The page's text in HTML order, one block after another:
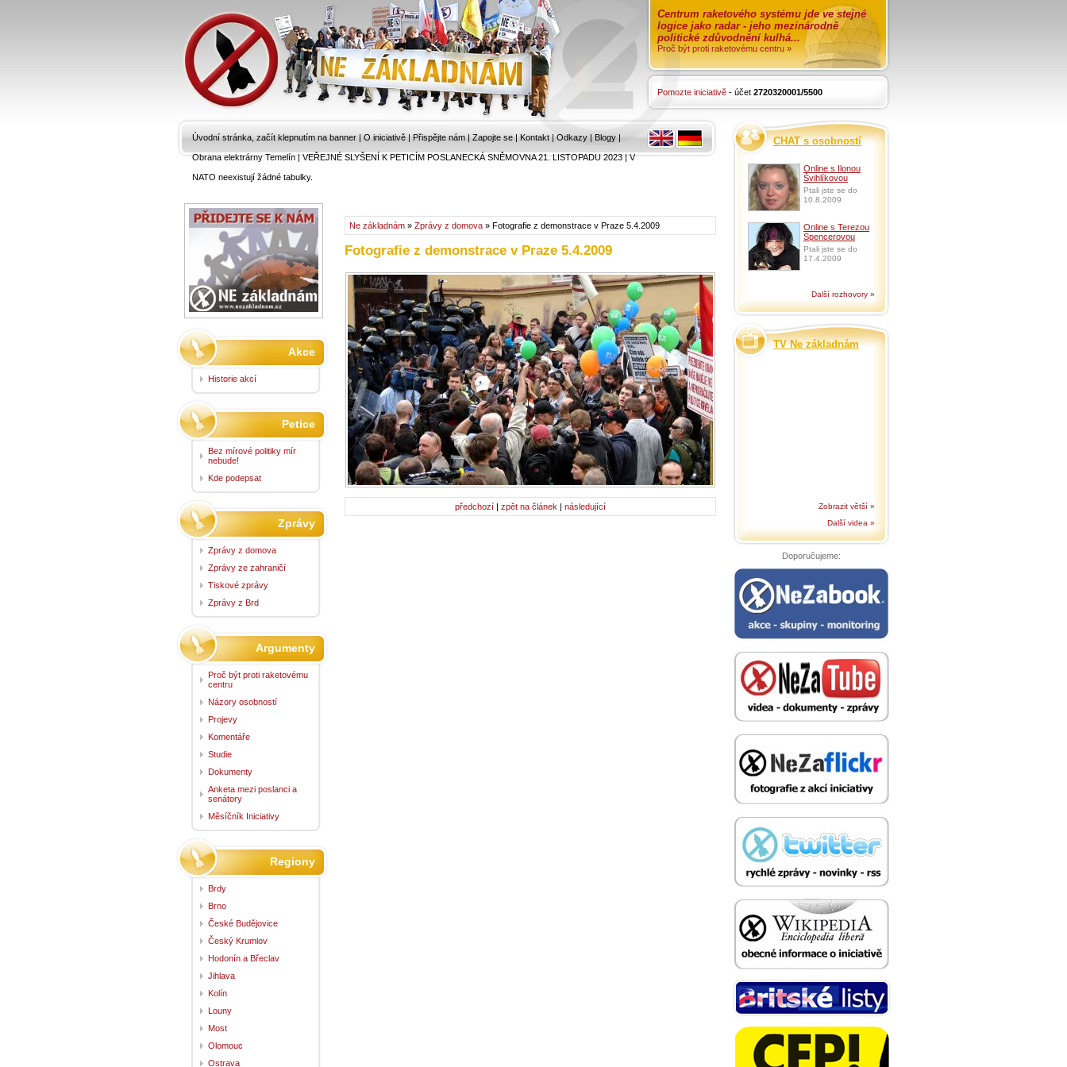
Centrum raketového systému jde ve stejné
logice jako radar - jeho mezinárodně
politické zdůvodnění kulhá...
Proč být proti raketovému centru »
Pomozte iniciativě - účet 2720320001/5500
Úvodní stránka, začít klepnutím na banner | O iniciativě | Přispějte nám | Zapojte se | Kontakt | Odkazy | Blogy |
Obrana elektrárny Temelín|VEŘEJNÉ SLYŠENÍ K PETICÍM POSLANECKÁ SNĚMOVNA 21. LISTOPADU 2023|V
NATO neexistují žádné tabulky.
Ne základnám » Zprávy z domova » Fotografie z demonstrace v Praze 5.4.2009
Fotografie z demonstrace v Praze 5.4.2009
předchozí | zpět na článek | následující
Akce
Historie akcí
Petice
Bez mírové politiky mír
nebude!
Kde podepsat
Zprávy
Zprávy z domova
Zprávy ze zahraničí
Tiskové zprávy
Zprávy z Brd
Argumenty
Proč být proti raketovému
centru
Názory osobností
Projevy
Komentáře
Studie
Dokumenty
Anketa mezi poslanci a
senátory
Měsíčník Iniciativy
Regiony
Brdy
Brno
České Budějovice
Český Krumlov
Hodonín a Břeclav
Jihlava
Kolín
Louny
Most
Olomouc
Ostrava
CHAT s osobností
Online s Ilonou
Švihlíkovou
Ptali jste se do
10.8.2009
Online s Terezou
Spencerovou
Ptali jste se do
17.4.2009
Další rozhovory »
TV Ne základnám
Zobrazit větší »
Další videa »
Doporučujeme: